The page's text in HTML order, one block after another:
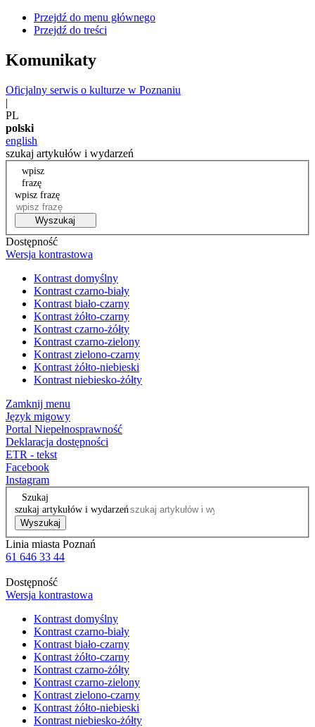
Przejdź do menu głównego
Przejdź do treści
Komunikaty
Oficjalny serwis o kulturze w Poznaniu
|
PL
polski
english
szukaj artykułów i wydarzeń
wpisz
frazę
wpisz frazę
Wyszukaj
Dostępność
Wersja kontrastowa
Kontrast domyślny
Kontrast czarno-biały
Kontrast biało-czarny
Kontrast żółto-czarny
Kontrast czarno-żółty
Kontrast czarno-zielony
Kontrast zielono-czarny
Kontrast żółto-niebieski
Kontrast niebiesko-żółty
Zamknij menu
Język migowy
Portal Niepełnosprawność
Deklaracja dostępności
ETR - tekst
Facebook
Instagram
Szukaj
szukaj artykułów i wydarzeń
Wyszukaj
Linia miasta Poznań
61 646 33 44
Dostępność
Wersja kontrastowa
Kontrast domyślny
Kontrast czarno-biały
Kontrast biało-czarny
Kontrast żółto-czarny
Kontrast czarno-żółty
Kontrast czarno-zielony
Kontrast zielono-czarny
Kontrast żółto-niebieski
Kontrast niebiesko-żółty